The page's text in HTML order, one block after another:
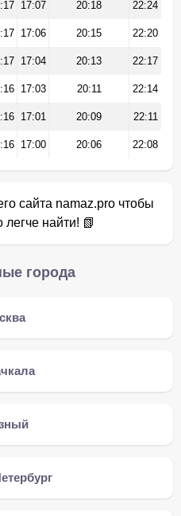
17:07 20:18 22:24
17:06 20:15 22:20
17:04 20:13 22:17
17:03 20:11 22:14
17:01 20:09 22:11
17:00 20:06 22:08
сайта namaz.pro чтобы
найти! 📗
города